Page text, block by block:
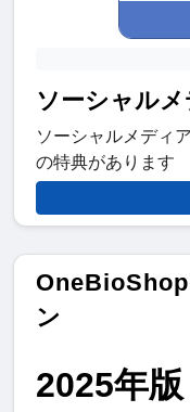
ソーシャル
ソーシャルメディ
の特典があります
ン
2025年